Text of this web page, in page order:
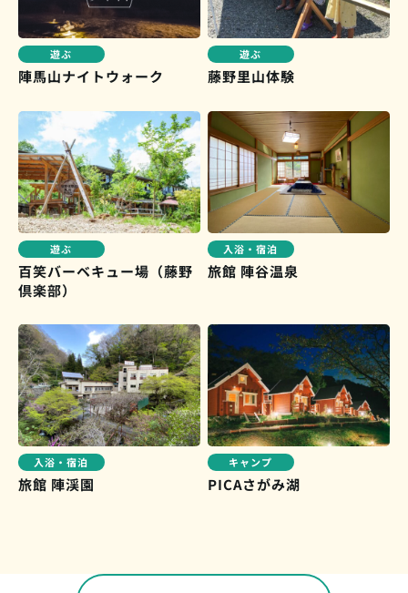
遊ぶ
陣馬山ナイトウォーク
遊ぶ
藤野里山体験
遊ぶ
百笑バーベキュー場（藤野
倶楽部）
入浴・宿泊
旅館 陣谷温泉
入浴・宿泊
旅館 陣渓園
キャンプ
PICAさがみ湖